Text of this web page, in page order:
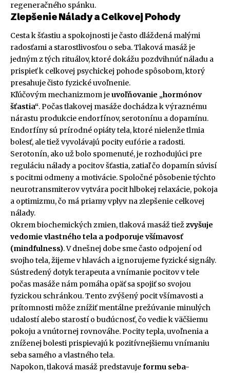
regeneračného spánku.
Zlepšenie Nálady a Celkovej Pohody
Cesta k šťastiu a spokojnosti je často dláždená malými
radosťami a starostlivosťou o seba. Tlaková masáž je
jedným z tých rituálov, ktoré dokážu pozdvihnúť náladu a
prispieť k celkovej psychickej pohode spôsobom, ktorý
presahuje čisto fyzické uvoľnenie.
Kľúčovým mechanizmom jeuvoľňovanie „hormónov
šťastia“. Počas tlakovej masáže dochádza k výraznému
nárastu produkcie endorfínov, serotonínu a dopamínu.
Endorfíny sú prírodné opiáty tela, ktoré nielenže tlmia
bolesť, ale tiež vyvolávajú pocity eufórie a radosti.
Serotonín, ako už bolo spomenuté, je rozhodujúci pre
reguláciu nálady a pocitov šťastia, zatiaľ čo dopamín súvisí
s pocitmi odmeny a motivácie. Spoločné pôsobenie týchto
neurotransmiterov vytvára pocit hlbokej relaxácie, pokoja
a optimizmu, čo má priamy vplyv na zlepšenie celkovej
nálady.
Okrem biochemických zmien, tlaková masáž tiežzvyšuje
vedomie vlastného tela a podporuje všímavosť
(mindfulness). V dnešnej dobe sme často odpojení od
svojho tela, žijeme v hlavách a ignorujeme fyzické signály.
Sústredený dotyk terapeuta a vnímanie pocitov v tele
počas masáže nám pomáha opäť sa spojiť so svojou
fyzickou schránkou. Tento zvýšený pocit všímavosti a
prítomnosti môže znížiť mentálne prežúvanie minulých
udalostí alebo starostí o budúcnosť, čo vedie k väčšiemu
pokoju a vnútornej rovnováhe. Pocity tepla, uvoľnenia a
zníženej bolesti prispievajú k pozitívnejšiemu vnímaniu
seba samého a vlastného tela.
Napokon, tlaková masáž predstavujeformu seba-